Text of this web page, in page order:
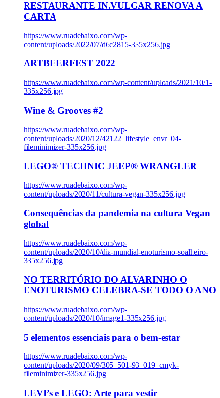
RESTAURANTE IN.VULGAR RENOVA A
CARTA
https://www.ruadebaixo.com/wp-
content/uploads/2022/07/d6c2815-335x256.jpg
ARTBEERFEST 2022
https://www.ruadebaixo.com/wp-content/uploads/2021/10/1-
335x256.jpg
Wine & Grooves #2
https://www.ruadebaixo.com/wp-
content/uploads/2020/12/42122_lifestyle_envr_04-
fileminimizer-335x256.jpg
LEGO® TECHNIC JEEP® WRANGLER
https://www.ruadebaixo.com/wp-
content/uploads/2020/11/cultura-vegan-335x256.jpg
Consequências da pandemia na cultura Vegan
global
https://www.ruadebaixo.com/wp-
content/uploads/2020/10/dia-mundial-enoturismo-soalheiro-
335x256.jpg
NO TERRITÓRIO DO ALVARINHO O
ENOTURISMO CELEBRA-SE TODO O ANO
https://www.ruadebaixo.com/wp-
content/uploads/2020/10/image1-335x256.jpg
5 elementos essenciais para o bem-estar
https://www.ruadebaixo.com/wp-
content/uploads/2020/09/305_501-93_019_cmyk-
fileminimizer-335x256.jpg
LEVI’s e LEGO: Arte para vestir